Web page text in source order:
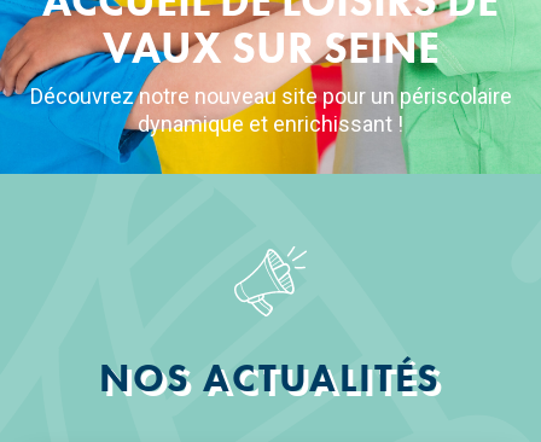
VAUX SUR SEINE
Découvrez notre nouveau site pour un périscolaire
dynamique et enrichissant !
NOS ACTUALITÉS